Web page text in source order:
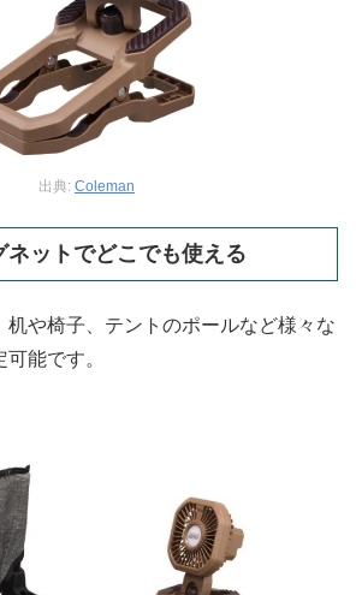
出典: Coleman
ネットでどこでも使える
机や椅子、テントのポールなど様々な
能です。